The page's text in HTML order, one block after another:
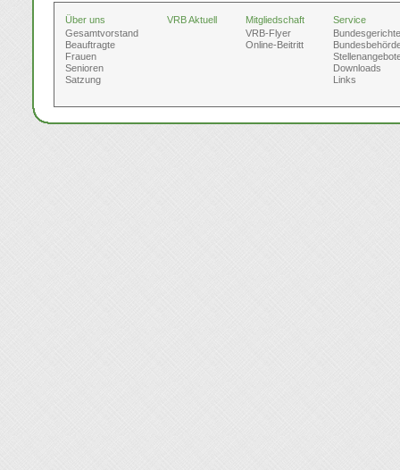
Über uns
Gesamtvorstand
Beauftragte
Frauen
Senioren
Satzung
VRB Aktuell
Mitgliedschaft
VRB-Flyer
Online-Beitritt
Service
Bundesgerichte
Downloads
Links